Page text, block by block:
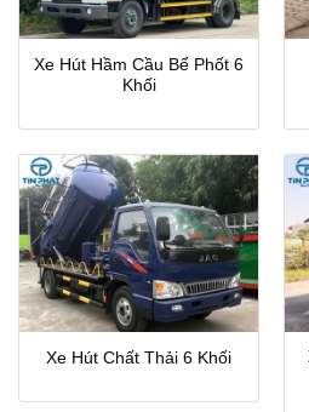
Xe Hút Hầm Cầu Bể Phốt 6
Khối
Xe Hút Chất Thải 6 Khối